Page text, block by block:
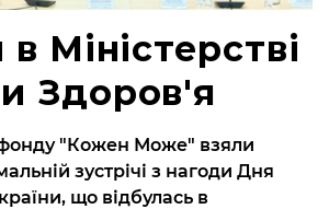
в Міністерстві
Здоров'я
"Кожен Може" взяли
зустрічі з нагоди Дня
що відбулась в